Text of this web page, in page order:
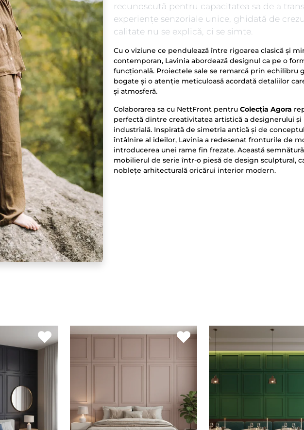
recunoscută pentru capacitatea sa de a
experiențe senzoriale unice, ghidată de
calitate nu se explică, ci se simte.
Cu o viziune ce pendulează între rigoarea clasică și
contemporan, Lavinia abordează designul ca pe o
funcțională. Proiectele sale se remarcă prin echilibru
bogate și o atenție meticuloasă acordată detaliilor
și atmosferă.
Colaborarea sa cu NettFront pentru Colecția Agora
perfectă dintre creativitatea artistică a designerului
industrială. Inspirată de simetria antică și de
întâlnire al ideilor, Lavinia a redesenat fronturile de
introducerea unei rame fin frezate. Această
mobilierul de serie într-o piesă de design sculptural,
noblețe arhitecturală oricărui interior modern.